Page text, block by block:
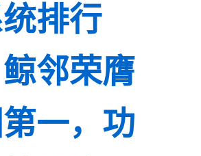
排行
邻荣膺
一，功